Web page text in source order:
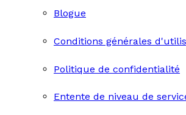
Blogue
Conditions générales
Politique de confidentialité
Entente de niveau de